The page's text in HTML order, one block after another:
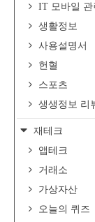
IT 모바일 관
생활정보
사용설명서
헌혈
스포츠
생생정보 리
재테크
앱테크
거래소
가상자산
오늘의 퀴즈